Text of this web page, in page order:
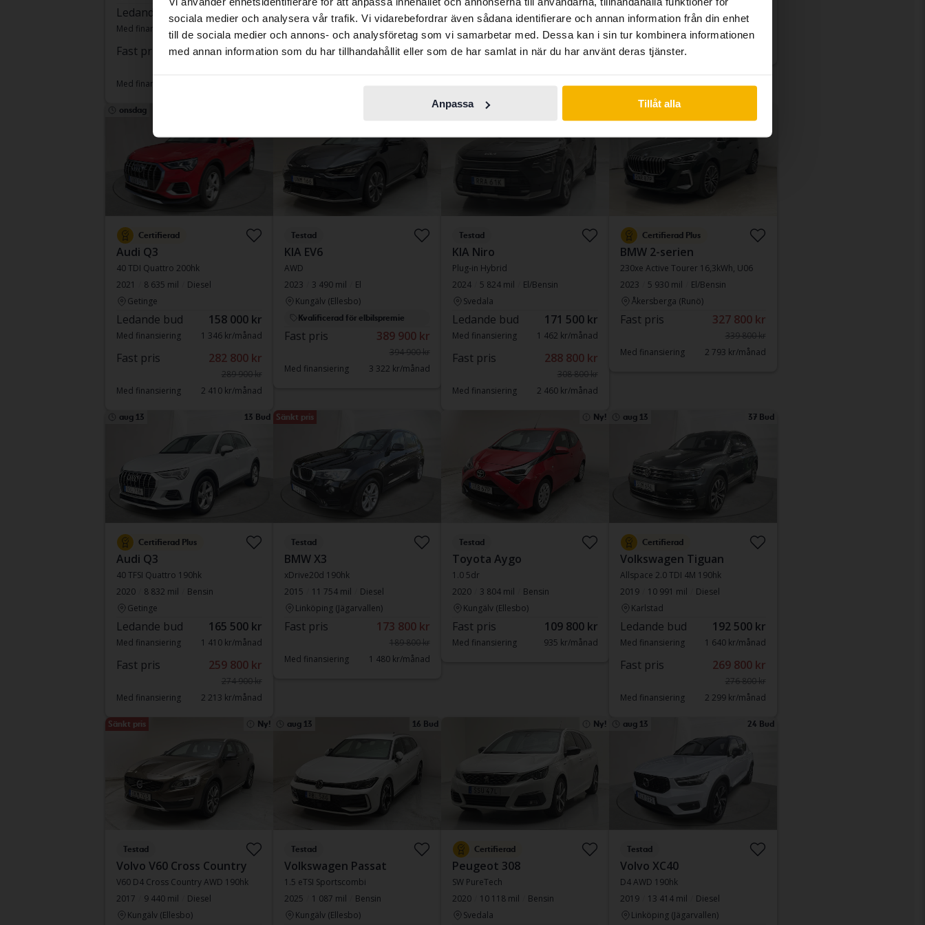
sociala medier och analysera vår trafik. Vi vidarebefordrar även sådana identifierare och annan information från din enhet
till de sociala medier och annons- och analysföretag som vi samarbetar med. Dessa kan i sin tur kombinera informationen
med annan information som du har tillhandahållit eller som de har samlat in när du har använt deras tjänster.
Anpassa Tillåt alla
Ledande bud 175 500 kr
Med finansiering 1 495 kr/månad
Fast pris 266 800 kr
Med finansiering
Fast pris 257 800 kr
264 800 kr
Med finansiering
2 197 kr/månad
Ledande bud 140 500 kr
Med finansiering 1 197 kr/månad
Fast pris 217 800 kr
1 856 kr/månad
Fast pris 155 800 kr
159 800 kr
Med finansiering
onsdag
Certifierad
Audi Q3
40 TDI Quattro 200hk
2021
8 635 mil
Diesel
Getinge
Ledande bud 158 000 kr
Med finansiering 1 346 kr/månad
Fast pris 282 800 kr
289 900 kr
Med finansiering
2 410 kr/månad
Testad
KIA EV6
AWD
2023
3 490 mil
El
Kungälv (Ellesbo)
Kvalificerad för elbilspremie
Fast pris 389 900 kr
394 900 kr
Med finansiering
3 322 kr/månad
onsdag
Testad
KIA Niro
Plug-in Hybrid
2024
5 824 mil
El/Bensin
Svedala
Ledande bud 171 500 kr
Med finansiering 1 462 kr/månad
Fast pris 288 800 kr
308 800 kr
Med finansiering
2 460 kr/månad
Sänkt pris
Certifierad Plus
BMW 2-serien
230xe Active Tourer 16,3kWh, U06
2023
5 930 mil
El/Bensin
Åkersberga (Runö)
Fast pris 327 800 kr
339 800 kr
Med finansiering
2 793 kr/månad
aug 13 13 Bud
Certifierad Plus
Audi Q3
40 TFSI Quattro 190hk
2020
8 832 mil
Bensin
Getinge
Ledande bud 165 500 kr
Med finansiering 1 410 kr/månad
Fast pris 259 800 kr
274 900 kr
Med finansiering
2 213 kr/månad
Sänkt pris
Testad
BMW X3
xDrive20d 190hk
2015
11 754 mil
Diesel
Linköping (Jägarvallen)
Fast pris 173 800 kr
189 800 kr
Med finansiering
1 480 kr/månad
Ny!
Testad
Toyota Aygo
1.0 5dr
2020
3 804 mil
Bensin
Kungälv (Ellesbo)
Fast pris 109 800 kr
Med finansiering 935 kr/månad
aug 13 37 Bud
Certifierad
Volkswagen Tiguan
Allspace 2.0 TDI 4M 190hk
2019
10 991 mil
Diesel
Karlstad
Ledande bud 192 500 kr
Med finansiering 1 640 kr/månad
Fast pris 269 800 kr
276 800 kr
Med finansiering
2 299 kr/månad
Sänkt pris Ny!
Testad
Volvo V60 Cross Country
V60 D4 Cross Country AWD 190hk
2017
9 440 mil
Diesel
Kungälv (Ellesbo)
aug 13 16 Bud
Testad
Volkswagen Passat
1.5 eTSI Sportscombi
2025
1 087 mil
Bensin
Kungälv (Ellesbo)
Ny!
Certifierad
Peugeot 308
SW PureTech
2020
10 118 mil
Bensin
Svedala
aug 13 24 Bud
Testad
Volvo XC40
D4 AWD 190hk
2019
13 414 mil
Diesel
Linköping (Jägarvallen)
contains all the same vehicles and services.
Continue in